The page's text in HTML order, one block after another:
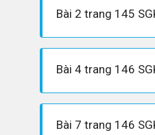
Bài 2 trang 145
Bài 4 trang 146
Bài 7 trang 146